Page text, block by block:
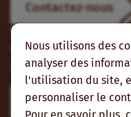
Nous utilisons des
analyser des
l'utilisation du site,
personnaliser le
Contactez-nous
Suivez-nous
Vous pouvez aussi
suivre sur les réseaux